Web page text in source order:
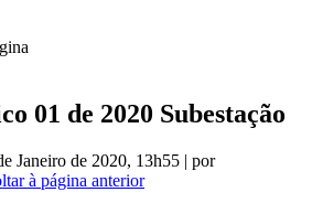
01 de 2020 Subestação
Janeiro de 2020, 13h55 | por
à página anterior